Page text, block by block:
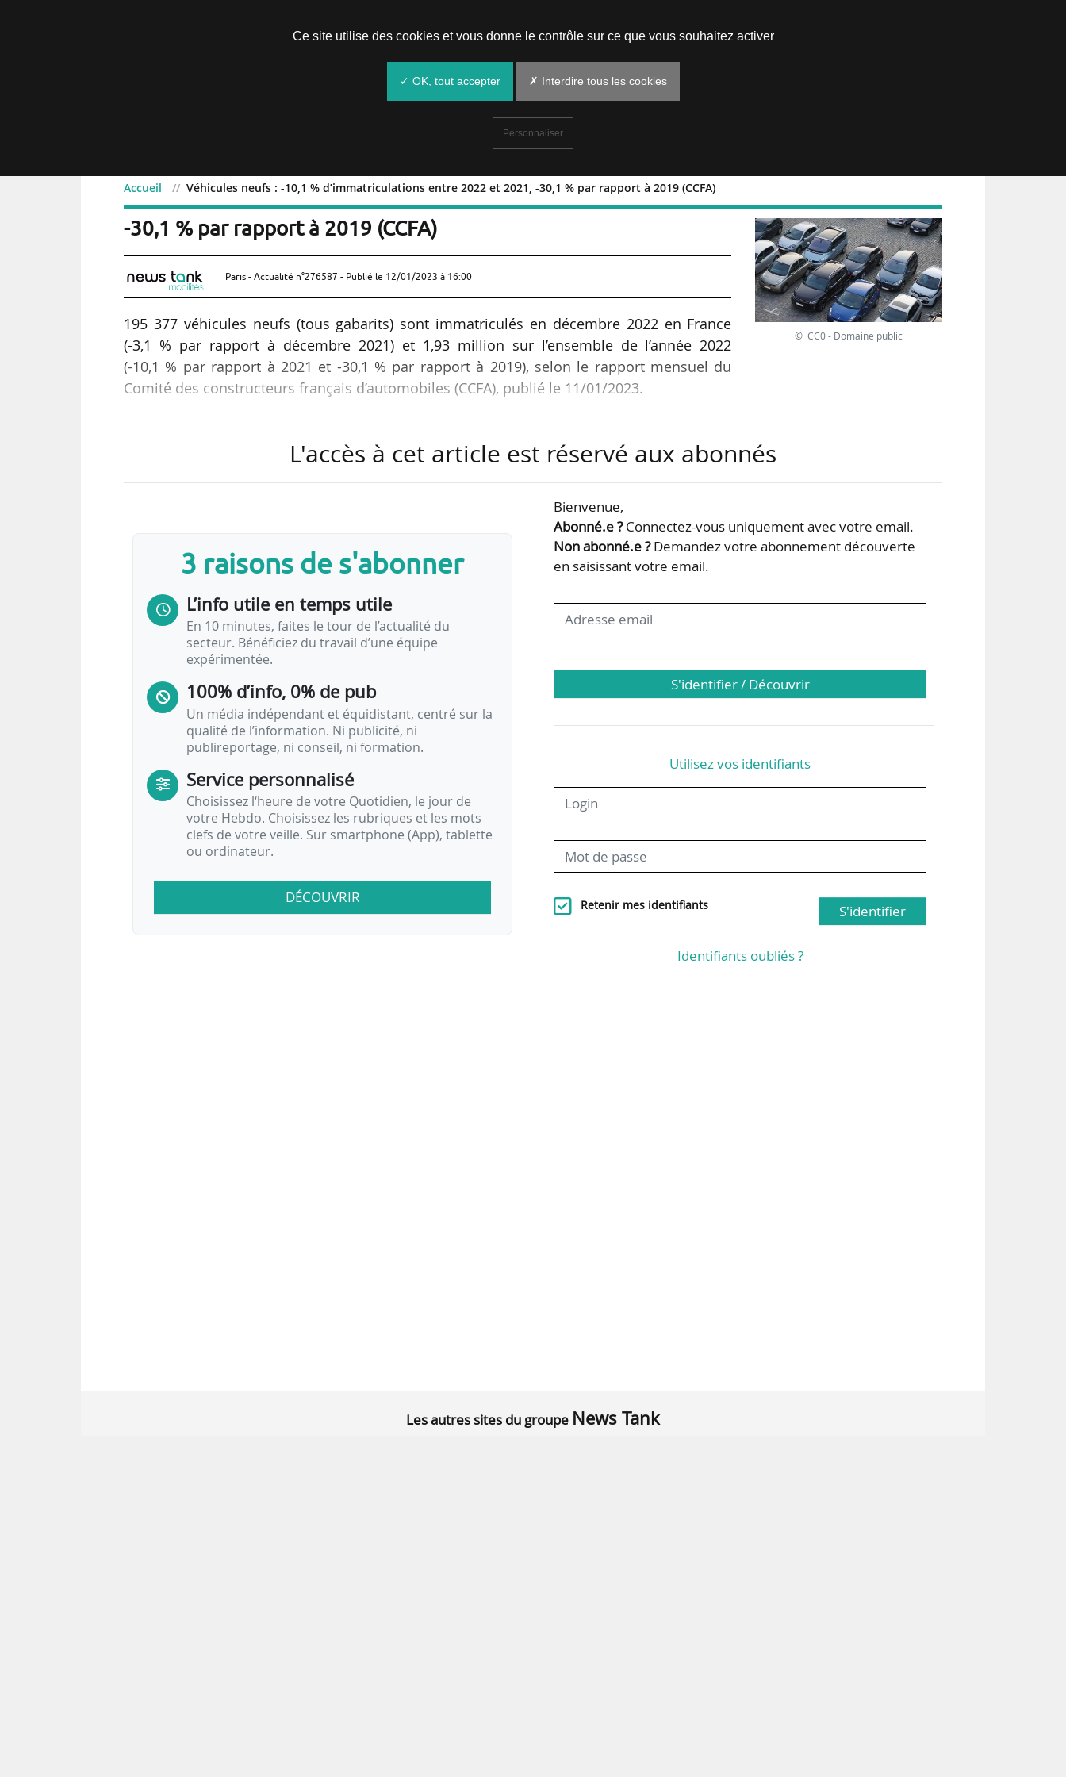
Accueil Véhicules neufs : -10,1 % d’immatriculations entre 2022 et 2021, -30,1 % par rapport à 2019 (CCFA)
Véhicules neufs : -10,1 % d’immatriculations entre 2022 et 2021,
-30,1 % par rapport à 2019 (CCFA)
Paris - Actualité n°276587 - Publié le 12/01/2023 à 16:00
195 377 véhicules neufs (tous gabarits) sont immatriculés en décembre 2022 en France
(-3,1 % par rapport à décembre 2021) et 1,93 million sur l’ensemble de l’année 2022
(-10,1 % par rapport à 2021 et -30,1 % par rapport à 2019), selon le rapport mensuel du
Comité des constructeurs français d’automobiles (CCFA), publié le 11/01/2023.
• 1,53 million de voitures particulières (-7,8 % par rapport à 2021) ;
Les immatriculations (neuf) par segment de marché en décembre 2022 :
• 33 104 véhicules utilitaires de -5,1 tonnes…
© CC0 - Domaine public
L'accès à cet article est réservé aux abonnés
3 raisons de s'abonner
L’info utile en temps utile
En 10 minutes, faites le tour de l’actualité du
secteur. Bénéficiez du travail d’une équipe
expérimentée.
100% d’info, 0% de pub
Un média indépendant et équidistant, centré sur la
qualité de l’information. Ni publicité, ni
publireportage, ni conseil, ni formation.
Service personnalisé
Choisissez l‘heure de votre Quotidien, le jour de
votre Hebdo. Choisissez les rubriques et les mots
clefs de votre veille. Sur smartphone (App), tablette
ou ordinateur.
DÉCOUVRIR
Bienvenue,
Abonné.e ?Connectez-vous uniquement avec votre email.
Non abonné.e ?Demandez votre abonnement découverte
en saisissant votre email.
S'identifier / Découvrir
Utilisez vos identifiants
Retenir mes identifiants S'identifier
Identifiants oubliés ?
Les autres sites du groupe News Tank
Ce site utilise des cookies et vous donne le contrôle sur ce que vous souhaitez activer
✓ OK, tout accepter ✗ Interdire tous les cookies
Personnaliser